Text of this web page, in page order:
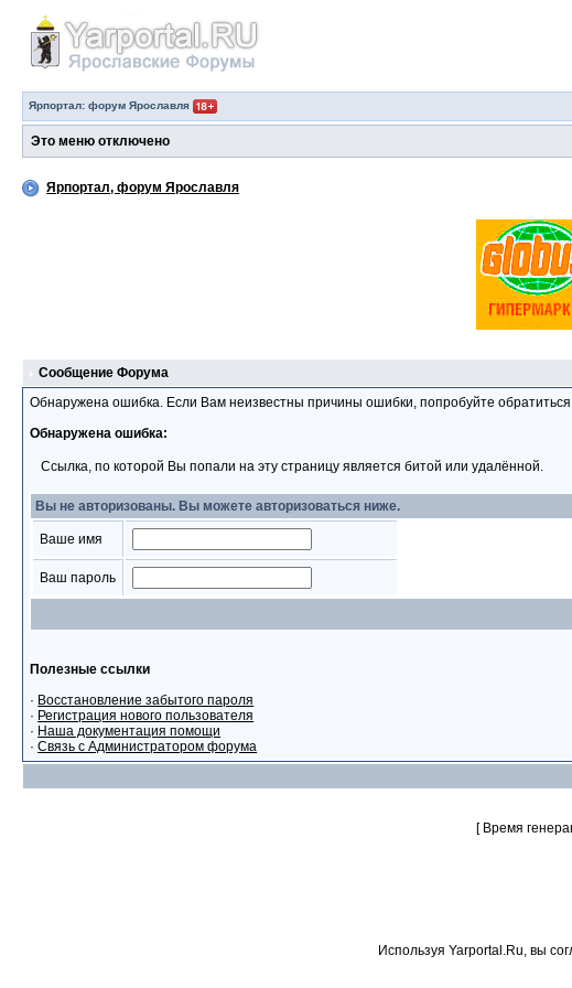
Ярпортал: форум Ярославля
Это меню отключено
Ярпортал, форум Ярославля
Сообщение Форума
Обнаружена ошибка. Если Вам неизвестны причины ошибки, попробуйте
Обнаружена ошибка:
Ссылка, по которой Вы попали на эту страницу является битой или удалённой.
Вы не авторизованы. Вы можете авторизоваться ниже.
Ваше имя
Ваш пароль
Полезные ссылки
· Восстановление забытого пароля
· Регистрация нового пользователя
· Наша документация помощи
·Связь с Администратором форума
[ Время
Используя Yarportal.Ru, вы